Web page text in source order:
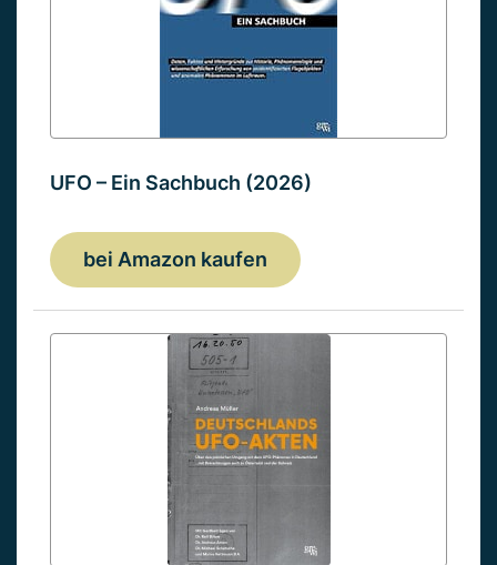
UFO – Ein Sachbuch (2026)
bei Amazon kaufen